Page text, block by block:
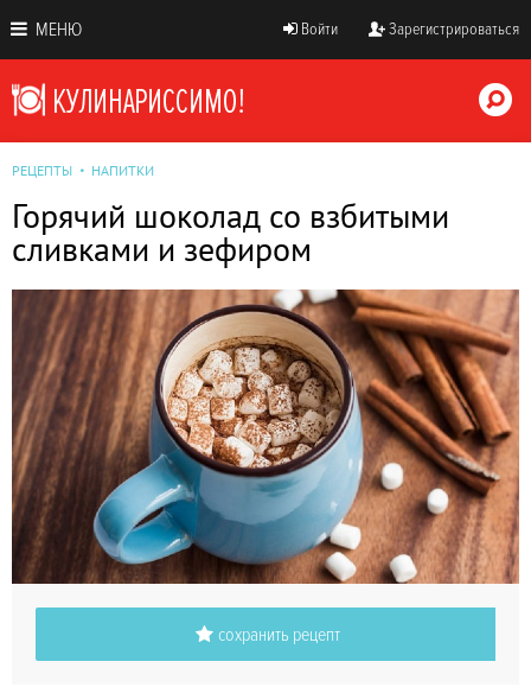
МЕНЮ Войти Зарегистрироваться
РЕЦЕПТЫ НАПИТКИ
Горячий шоколад со взбитыми
сливками и зефиром
сохранить рецепт